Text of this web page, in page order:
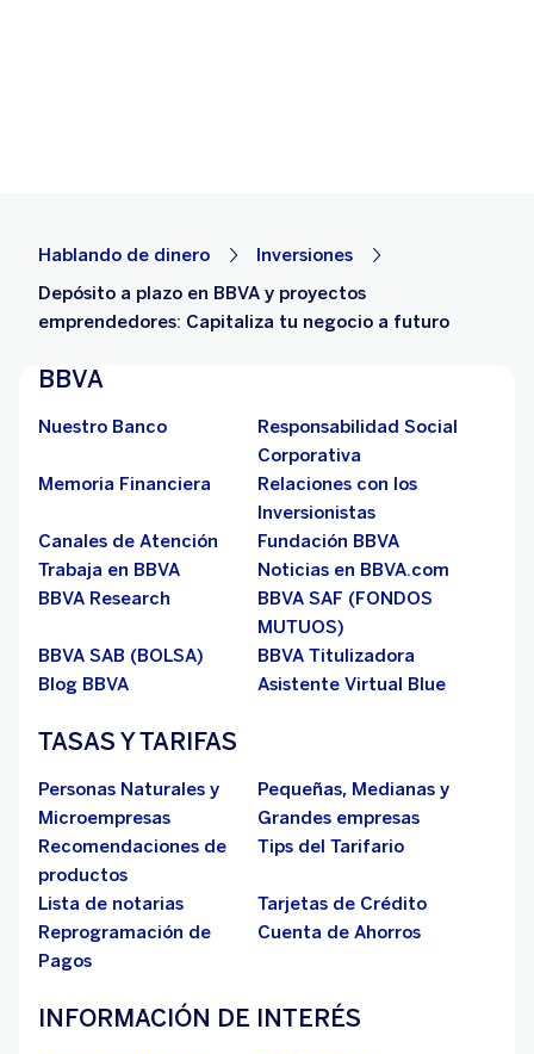
Hablando de dinero
Inversiones
Depósito a plazo en BBVA y proyectos
emprendedores: Capitaliza tu negocio a futuro
BBVA
Nuestro Banco
Responsabilidad Social
Corporativa
Memoria Financiera
Relaciones con los
Inversionistas
Canales de Atención
Fundación BBVA
Trabaja en BBVA
Noticias en BBVA.com
BBVA Research
BBVA SAF (FONDOS
MUTUOS)
BBVA SAB (BOLSA)
BBVA Titulizadora
Blog BBVA
Asistente Virtual Blue
TASAS Y TARIFAS
Personas Naturales y
Microempresas
Pequeñas, Medianas y
Grandes empresas
Recomendaciones de
productos
Tips del Tarifario
Lista de notarias
Tarjetas de Crédito
Reprogramación de
Pagos
Cuenta de Ahorros
INFORMACIÓN DE INTERÉS